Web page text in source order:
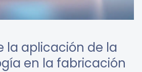
la aplicación de la
en la fabricación